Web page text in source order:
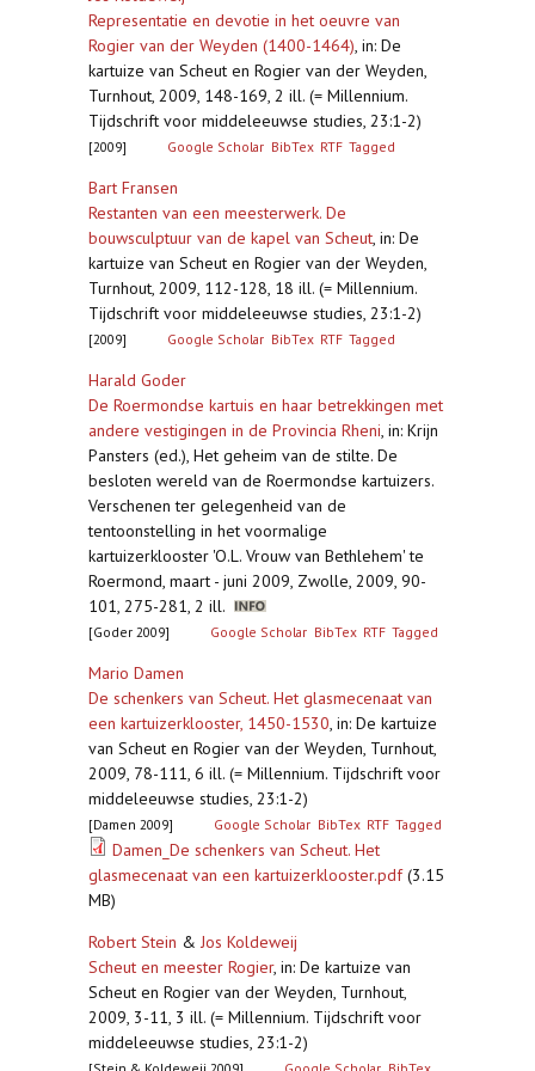
Representatie en devotie in het oeuvre van
Rogier van der Weyden (1400-1464), in: De
kartuize van Scheut en Rogier van der Weyden,
Turnhout, 2009, 148-169, 2 ill. (= Millennium.
Tijdschrift voor middeleeuwse studies, 23:1-2)
[2009] Google Scholar BibTex RTF Tagged
Bart Fransen
Restanten van een meesterwerk. De
bouwsculptuur van de kapel van Scheut, in: De
kartuize van Scheut en Rogier van der Weyden,
Turnhout, 2009, 112-128, 18 ill. (= Millennium.
Tijdschrift voor middeleeuwse studies, 23:1-2)
[2009] Google Scholar BibTex RTF Tagged
Harald Goder
De Roermondse kartuis en haar betrekkingen met
andere vestigingen in de Provincia Rheni, in: Krijn
Pansters (ed.), Het geheim van de stilte. De
besloten wereld van de Roermondse kartuizers.
Verschenen ter gelegenheid van de
tentoonstelling in het voormalige
kartuizerklooster 'O.L. Vrouw van Bethlehem' te
Roermond, maart - juni 2009, Zwolle, 2009, 90-
101, 275-281, 2 ill.
[Goder 2009] Google Scholar BibTex RTF Tagged
Mario Damen
De schenkers van Scheut. Het glasmecenaat van
een kartuizerklooster, 1450-1530, in: De kartuize
van Scheut en Rogier van der Weyden, Turnhout,
2009, 78-111, 6 ill. (= Millennium. Tijdschrift voor
middeleeuwse studies, 23:1-2)
[Damen 2009] Google Scholar BibTex RTF Tagged
Damen_De schenkers van Scheut. Het
glasmecenaat van een kartuizerklooster.pdf(3.15
MB)
Robert Stein & Jos Koldeweij
Scheut en meester Rogier, in: De kartuize van
Scheut en Rogier van der Weyden, Turnhout,
2009, 3-11, 3 ill. (= Millennium. Tijdschrift voor
middeleeuwse studies, 23:1-2)